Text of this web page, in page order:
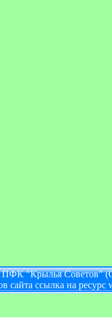
ПФК "Крылья
сайта ссылка на ресурс